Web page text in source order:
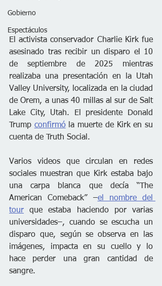
Gobierno
Espectáculos
El activista conservador Charlie Kirk fue
asesinado tras recibir un disparo el 10
de septiembre de 2025 mientras
realizaba una presentación en la Utah
Valley University, localizada en la ciudad
de Orem, a unas 40 millas al sur de Salt
Lake City, Utah. El presidente Donald
Trump confirmó la muerte de Kirk en su
cuenta de Truth Social.
Varios videos que circulan en redes
sociales muestran que Kirk estaba bajo
una carpa blanca que decía “The
American Comeback” –el nombre del
tour que estaba haciendo por varias
universidades–, cuando se escucha un
disparo que, según se observa en las
imágenes, impacta en su cuello y lo
hace perder una gran cantidad de
sangre.